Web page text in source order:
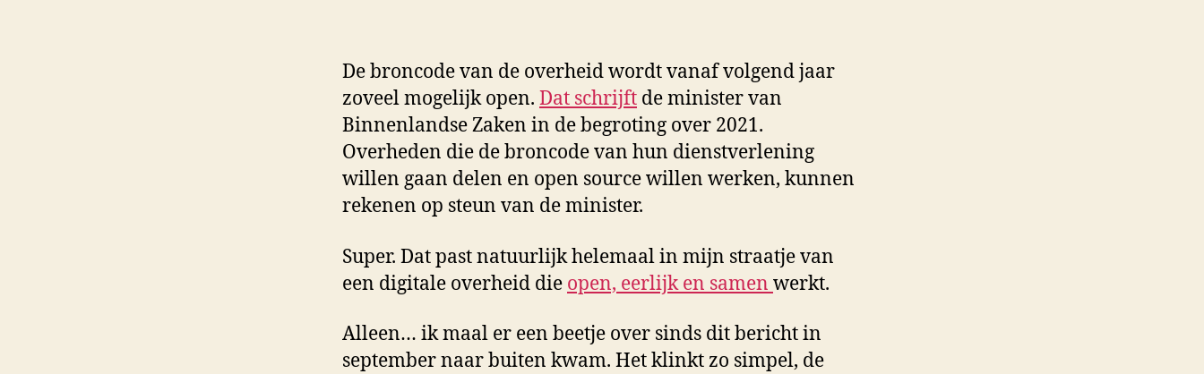
De broncode van de overheid wordt vanaf volgend jaar
zoveel mogelijk open. Dat schrijft de minister van
Binnenlandse Zaken in de begroting over 2021.
Overheden die de broncode van hun dienstverlening
willen gaan delen en open source willen werken, kunnen
rekenen op steun van de minister.
Super. Dat past natuurlijk helemaal in mijn straatje van
een digitale overheid die open, eerlijk en samen werkt.
Alleen… ik maal er een beetje over sinds dit bericht in
september naar buiten kwam. Het klinkt zo simpel, de